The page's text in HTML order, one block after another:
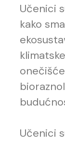
Učenici
kako
Učenici